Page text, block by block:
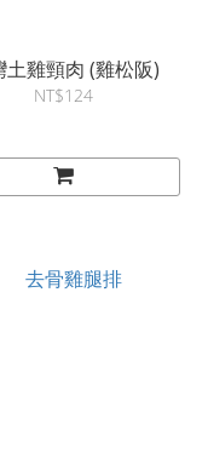
土雞頸肉 (雞松阪)
NT$124